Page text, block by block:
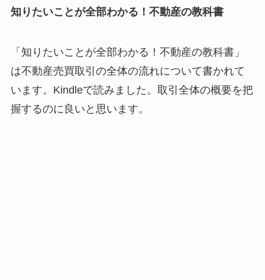
知りたいことが全部わかる！不動産の教科書
「知りたいことが全部わかる！不動産の教科書」
は不動産売買取引の全体の流れについて書かれて
います。Kindleで読みました。取引全体の概要を把
握するのに良いと思います。